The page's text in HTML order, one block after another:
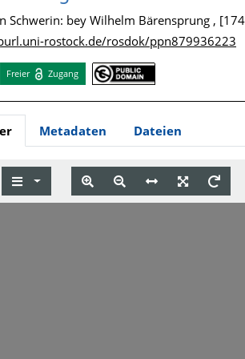
Schwerin: bey Wilhelm Bärensprung ,
rostock.de/rosdok/ppn879936223
Freier Zugang
Metadaten Dateien